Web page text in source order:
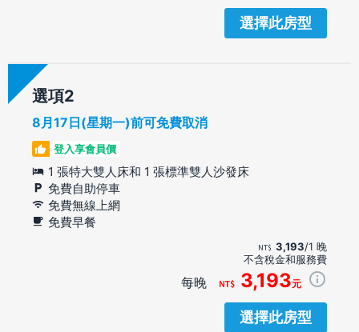
選擇此房型
選項
8月17日(星期一)前可免費取消
登入享會員價
1 張特大雙人床和 1 張標準雙人沙發床
免費自助停車
免費無線上網
免費早餐
3,193/1 晚
不含稅金和服務費
每晚 3,193元
選擇此房型